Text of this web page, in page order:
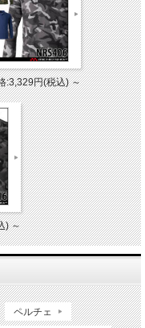
:3,329円(税込)～
)～
ペルチェ